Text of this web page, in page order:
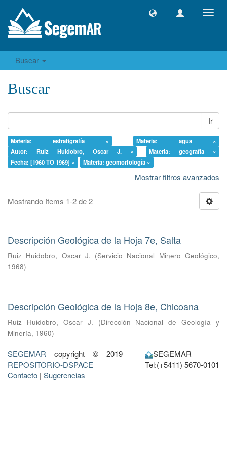
Buscar
Buscar
Ir
Materia: estratigrafía ×
Materia: agua ×
Autor: Ruiz Huidobro, Oscar J. ×
Materia: geografía ×
Fecha: [1960 TO 1969] ×
Materia: geomorfología ×
Mostrar filtros avanzados
Mostrando ítems 1-2 de 2
Descripción Geológica de la Hoja 7e, Salta
Ruiz Huidobro, Oscar J. (Servicio Nacional Minero Geológico,
1968)
Descripción Geológica de la Hoja 8e, Chicoana
Ruiz Huidobro, Oscar J. (Dirección Nacional de Geología y
Minería, 1960)
SEGEMAR copyright © 2019
REPOSITORIO-DSPACE
Contacto | Sugerencias
SEGEMAR
Tel:(+5411) 5670-0101